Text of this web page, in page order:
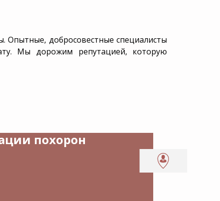
Опытные, добросовестные специалисты
Мы дорожим репутацией, которую
похорон